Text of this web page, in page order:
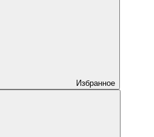
Избранное